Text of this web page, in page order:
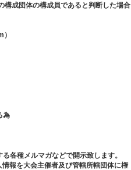
構成団体の構成員であると判断した場合
為
各種メルマガなどで開示致します。
報を大会主催者及び管轄所轄団体に権